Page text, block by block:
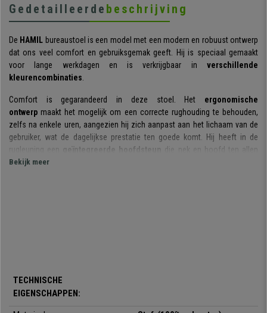
Gedetailleerde beschrijving
De HAMIL bureaustoel is een model met een modern en robuust ontwerp
dat ons veel comfort en gebruiksgemak geeft. Hij is speciaal gemaakt
voor lange werkdagen en is verkrijgbaar in verschillende
kleurencombinaties.
Comfort is gegarandeerd in deze stoel. Het ergonomische
ontwerp maakt het mogelijk om een correcte rughouding te behouden,
zelfs na enkele uren, aangezien hij zich aanpast aan het lichaam van de
gebruiker, wat de dagelijkse prestatie ten goede komt. Hij heeft in de
rugleuning een
geïntegreerde hoofdsteun
die nek en hoofd ten allen
tijde ondersteunt.
Zijnspectaculaire sportieve design
Bekijk meer
TECHNISCHE
EIGENSCHAPPEN: